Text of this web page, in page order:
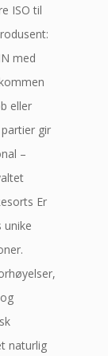
ISO til
med
eller
gir
–
Er
unike
naturlig